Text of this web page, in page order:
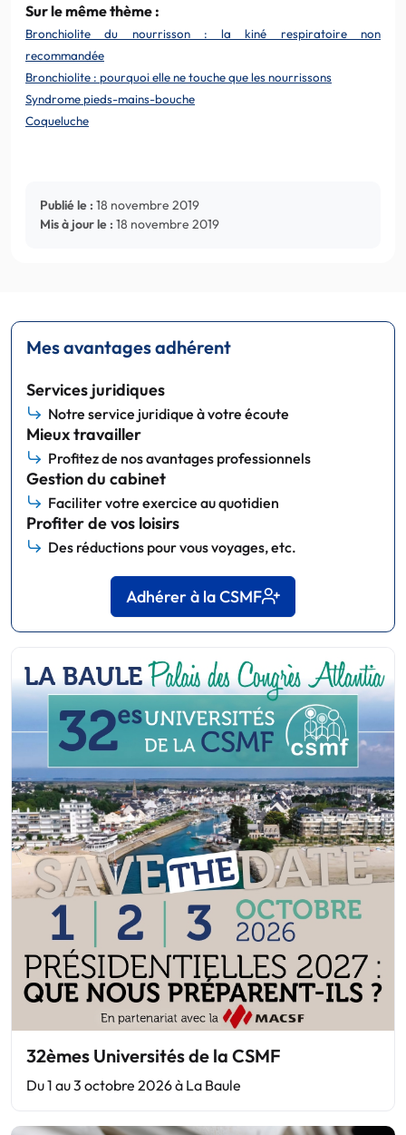
Sur le même thème :
Bronchiolite du nourrisson : la kiné respiratoire non
recommandée
Bronchiolite : pourquoi elle ne touche que les nourrissons
Syndrome pieds-mains-bouche
Coqueluche
Publié le : 18 novembre 2019
Mis à jour le : 18 novembre 2019
Mes avantages adhérent
Services juridiques
Notre service juridique à votre écoute
Mieux travailler
Profitez de nos avantages professionnels
Gestion du cabinet
Faciliter votre exercice au quotidien
Profiter de vos loisirs
Des réductions pour vous voyages, etc.
Adhérer à la CSMF
32èmes Universités de la CSMF
Du 1 au 3 octobre 2026 à La Baule